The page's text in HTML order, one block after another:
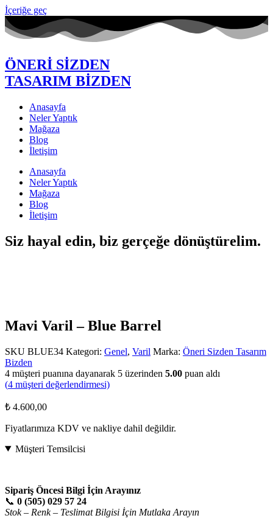
İçeriğe geç
ÖNERİ SİZDEN
TASARIM BİZDEN
Anasayfa
Neler Yaptık
Mağaza
Blog
İletişim
Anasayfa
Neler Yaptık
Mağaza
Blog
İletişim
Siz hayal edin, biz gerçeğe dönüştürelim.
Mavi Varil – Blue Barrel
SKU BLUE34 Kategori: Genel, Varil Marka: Öneri Sizden Tasarım
Bizden
4 müşteri puanına dayanarak 5 üzerinden 5.00 puan aldı
(4 müşteri değerlendirmesi)
₺ 4.600,00
Fiyatlarımıza KDV ve nakliye dahil değildir.
Müşteri Temsilcisi
Sipariş Öncesi Bilgi İçin Arayınız
📞 0 (505) 029 57 24
Stok – Renk – Teslimat Bilgisi İçin Mutlaka Arayın